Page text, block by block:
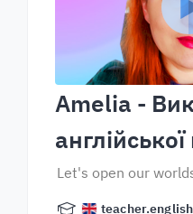
Amelia -
Let's open our
teacher.english